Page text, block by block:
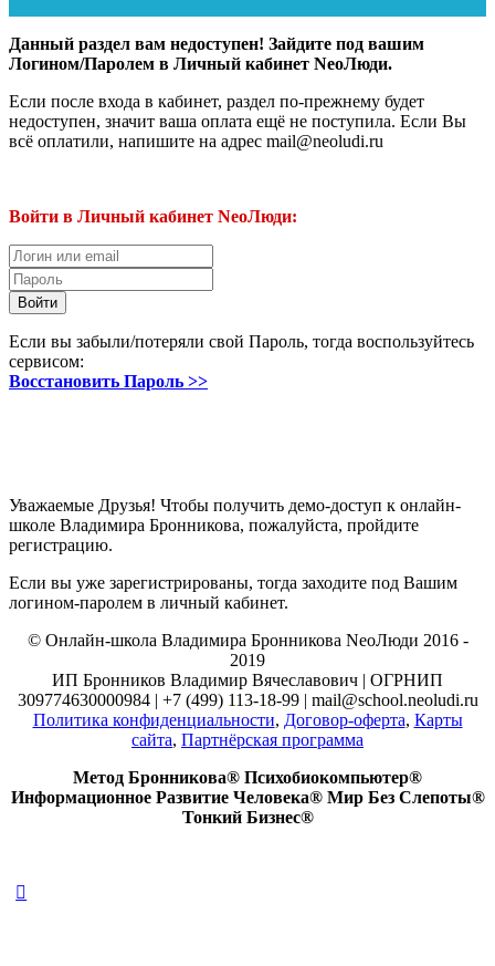
Данный раздел вам недоступен! Зайдите под вашим
Логином/Паролем в Личный кабинет NeoЛюди.
Если после входа в кабинет, раздел по-прежнему будет
недоступен, значит ваша оплата ещё не поступила. Если Вы
всё оплатили, напишите на адрес mail@neoludi.ru
Войти в Личный кабинет NeoЛюди:
Если вы забыли/потеряли свой Пароль, тогда воспользуйтесь
сервисом:
Восстановить Пароль >>
Уважаемые Друзья! Чтобы получить демо-доступ к онлайн-
школе Владимира Бронникова, пожалуйста, пройдите
регистрацию.
Если вы уже зарегистрированы, тогда заходите под Вашим
логином-паролем в личный кабинет.
© Онлайн-школа Владимира Бронникова NeoЛюди 2016 -
2019
ИП Бронников Владимир Вячеславович | ОГРНИП
309774630000984 | +7 (499) 113-18-99 | mail@school.neoludi.ru
Политика конфиденциальности, Договор-оферта, Карты
сайта, Партнёрская программа
Метод Бронникова® Психобиокомпьютер®
Информационное Развитие Человека® Мир Без Слепоты®
Тонкий Бизнес®